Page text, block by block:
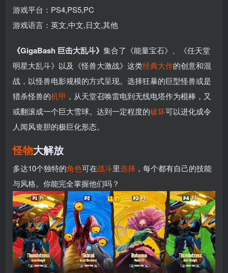
游戏平台：PS4,PS5,PC
游戏语言：英文,中文,日文,其他
《GigaBash 巨击大乱斗》 集合了《能量宝石》、《任天堂
明星大乱斗》以及《怪兽大激战》这类经典大作的创意和混
战，以怪兽电影规模的方式呈现。选择狂暴的巨型怪兽或是
猎杀怪兽的机甲 ，从天堂召唤雷电到无线电塔作为棍棒，又
或翻滚成一个巨大雪球。达到一定程度的破坏可以进化成令
人闻风丧胆的极巨化形态。
怪物大解放
多达10个独特的角色可在战斗里选择 ，每个都有自己的技能
与风格。你能完全掌握他们吗？